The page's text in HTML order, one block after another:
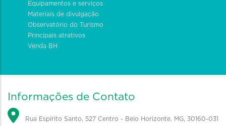
Equipamentos e serviços
Materiais de divulgação
Observatório do Turismo
Principais atrativos
Venda BH
Informações de Contato
Rua Espírito Santo, 527 Centro - Belo Horizonte, MG, 30160-031